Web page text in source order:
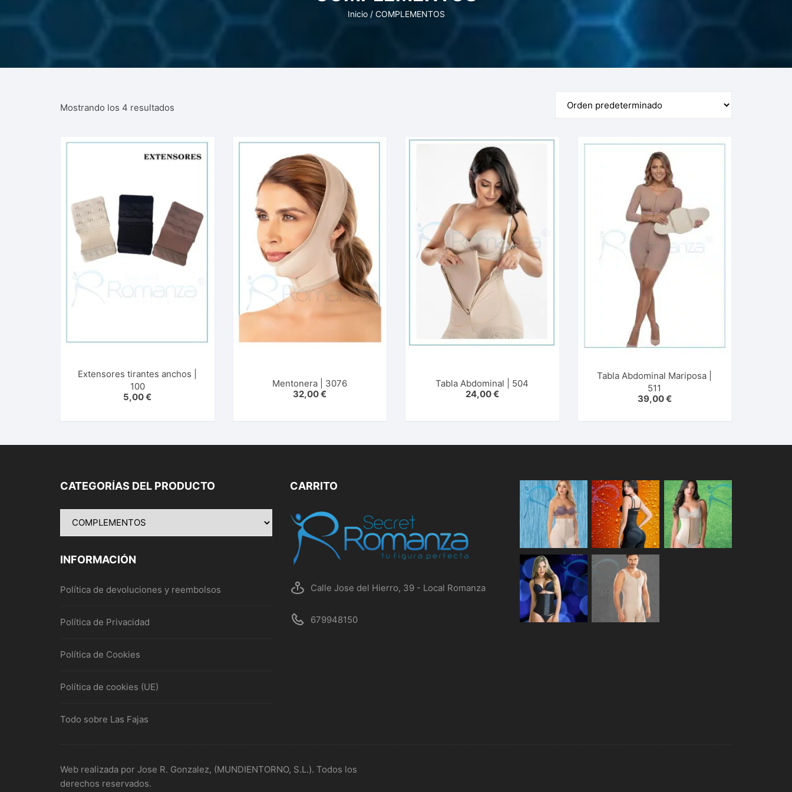
Inicio/ COMPLEMENTOS
Mostrando los 4 resultados
Extensores tirantes anchos |
100
5,00€
Mentonera | 3076
32,00€
Tabla Abdominal | 504
24,00€
Tabla Abdominal Mariposa |
511
39,00€
CATEGORÍAS DEL PRODUCTO
INFORMACIÓN
Política de devoluciones y reembolsos
Política de Privacidad
Política de Cookies
Política de cookies (UE)
Todo sobre Las Fajas
CARRITO
Calle Jose del Hierro, 39 - Local Romanza
679948150
Web realizada por Jose R. Gonzalez, (MUNDIENTORNO, S.L.). Todos los
derechos reservados.